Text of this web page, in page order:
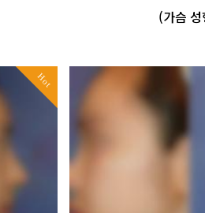
(가슴
Hot